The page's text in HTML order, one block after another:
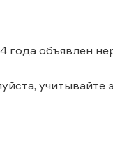
объявлен
учитывайте